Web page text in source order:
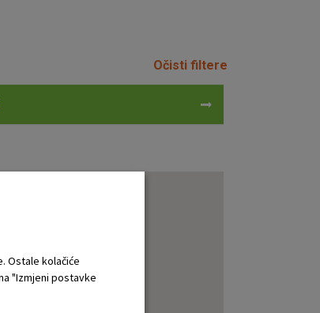
Očisti filtere
Ostale kolačiće
"Izmjeni postavke